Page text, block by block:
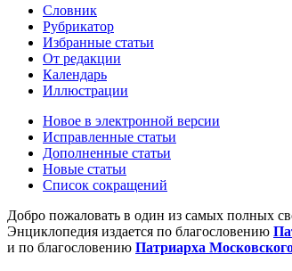
Словник
Рубрикатор
Избранные статьи
От редакции
Календарь
Иллюстрации
Новое в электронной версии
Исправленные статьи
Дополненные статьи
Новые статьи
Список сокращений
Добро пожаловать в один из самых полных
Энциклопедия издается по благословению
и по благословению Патриарха